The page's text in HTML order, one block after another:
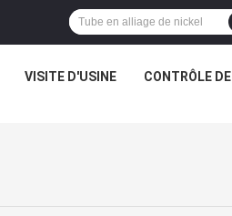
VISITE D'USINE CONTRÔLE